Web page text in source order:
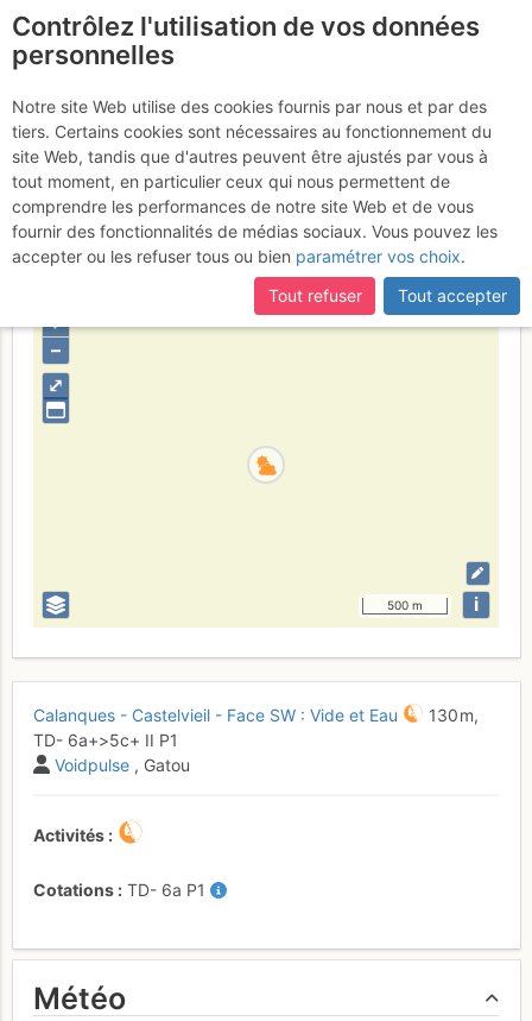
certaines pages ne sont plus accessibles, manquantes ou
incomplètes, déconnectez-vous puis reconnectez-vous à votre
compte sur le site.
Plateau de Castelvieil -
Face SW : Vide et Eau
Samedi
11 mars 2017
Bouches-du-Rhône
⤢
+
–
500 m i
Calanques - Castelvieil - Face SW : Vide et Eau
130 m,
TD- 6a+>5c+ II P1
Voidpulse , Gatou
Activités
Cotations TD- 6a P1
Météo
Contrôlez l'utilisation de vos données
personnelles
Notre site Web utilise des cookies fournis par nous et par des
tiers. Certains cookies sont nécessaires au fonctionnement du
site Web, tandis que d'autres peuvent être ajustés par vous à
tout moment, en particulier ceux qui nous permettent de
comprendre les performances de notre site Web et de vous
fournir des fonctionnalités de médias sociaux. Vous pouvez les
accepter ou les refuser tous ou bien paramétrer vos choix.
Tout refuser
Tout accepter